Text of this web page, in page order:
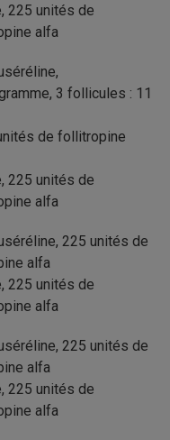
225 unités de
alfa
3 follicules : 11
de follitropine
225 unités de
alfa
225 unités de
alfa
225 unités de
alfa
225 unités de
alfa
225 unités de
alfa